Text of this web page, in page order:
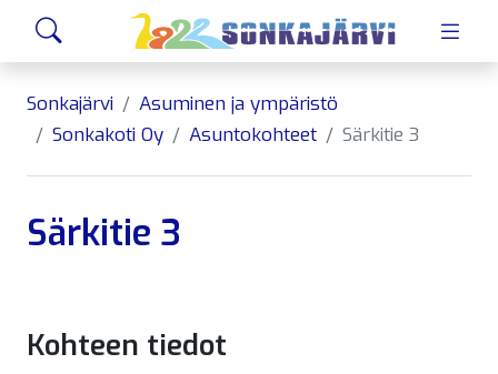
Siirry sivusisältöön
Sonkajärvi
Asuminen ja ympäristö
Sonkakoti Oy
Asuntokohteet Särkitie 3
Särkitie 3
Kohteen tiedot